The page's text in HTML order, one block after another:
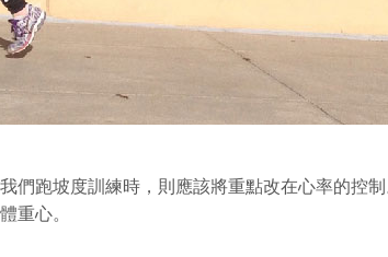
們跑坡度訓練時，則應該將重點改在心率的控
重心。